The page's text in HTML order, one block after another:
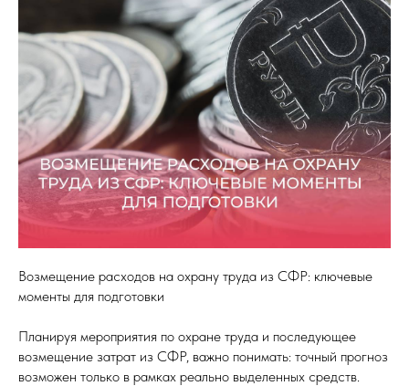
Возмещение расходов на охрану труда из СФР: ключевые
моменты для подготовки
Планируя мероприятия по охране труда и последующее
возмещение затрат из СФР, важно понимать: точный прогноз
возможен только в рамках реально выделенных средств.